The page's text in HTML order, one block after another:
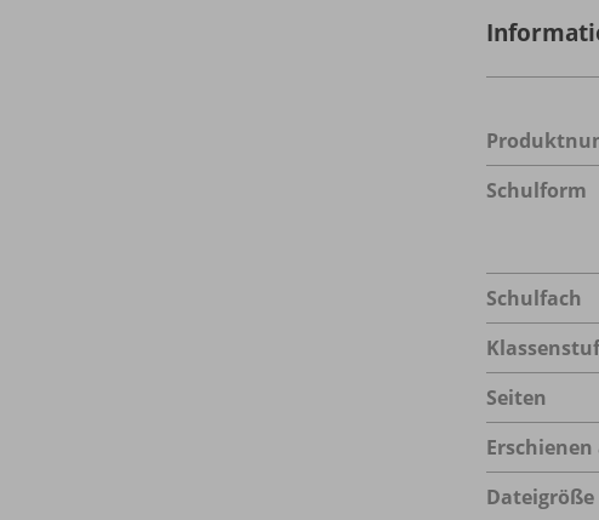
Schulform
Schulfach
Seiten
Erschienen
Dateigröße